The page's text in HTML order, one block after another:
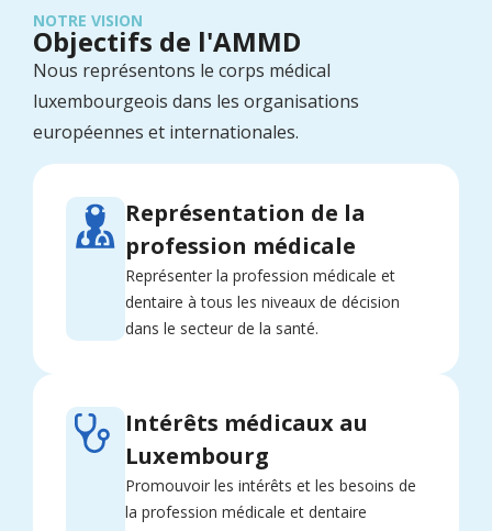
NOTRE VISION
Objectifs de l'AMMD
Nous représentons le corps médical
luxembourgeois dans les organisations
européennes et internationales.
Représentation de la
profession médicale
Représenter la profession médicale et
dentaire à tous les niveaux de décision
dans le secteur de la santé.
Intérêts médicaux au
Luxembourg
Promouvoir les intérêts et les besoins de
la profession médicale et dentaire